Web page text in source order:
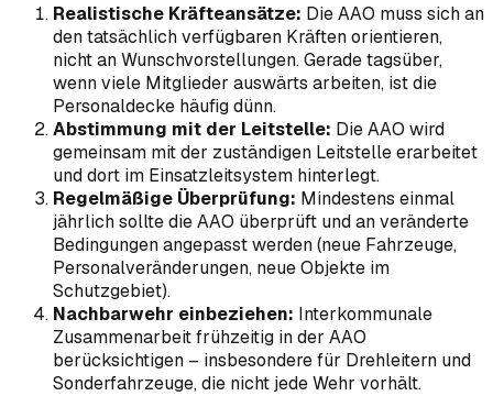
Realistische Kräfteansätze: Die AAO muss sich an
den tatsächlich verfügbaren Kräften orientieren,
nicht an Wunschvorstellungen. Gerade tagsüber,
wenn viele Mitglieder auswärts arbeiten, ist die
Personaldecke häufig dünn.
Abstimmung mit der Leitstelle: Die AAO wird
gemeinsam mit der zuständigen Leitstelle erarbeitet
und dort im Einsatzleitsystem hinterlegt.
Regelmäßige Überprüfung: Mindestens einmal
jährlich sollte die AAO überprüft und an veränderte
Bedingungen angepasst werden (neue Fahrzeuge,
Personalveränderungen, neue Objekte im
Schutzgebiet).
Nachbarwehr einbeziehen: Interkommunale
Zusammenarbeit frühzeitig in der AAO
berücksichtigen – insbesondere für Drehleitern und
Sonderfahrzeuge, die nicht jede Wehr vorhält.